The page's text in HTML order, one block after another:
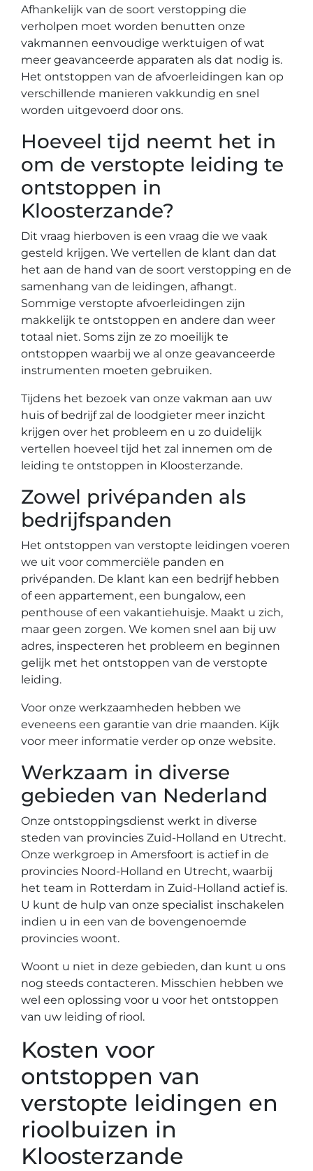
Afhankelijk van de soort verstopping die
verholpen moet worden benutten onze
vakmannen eenvoudige werktuigen of wat
meer geavanceerde apparaten als dat nodig is.
Het ontstoppen van de afvoerleidingen kan op
verschillende manieren vakkundig en snel
worden uitgevoerd door ons.
Hoeveel tijd neemt het in
om de verstopte leiding te
ontstoppen in
Kloosterzande?
Dit vraag hierboven is een vraag die we vaak
gesteld krijgen. We vertellen de klant dan dat
het aan de hand van de soort verstopping en de
samenhang van de leidingen, afhangt.
Sommige verstopte afvoerleidingen zijn
makkelijk te ontstoppen en andere dan weer
totaal niet. Soms zijn ze zo moeilijk te
ontstoppen waarbij we al onze geavanceerde
instrumenten moeten gebruiken.
Tijdens het bezoek van onze vakman aan uw
huis of bedrijf zal de loodgieter meer inzicht
krijgen over het probleem en u zo duidelijk
vertellen hoeveel tijd het zal innemen om de
leiding te ontstoppen in Kloosterzande.
Zowel privépanden als
bedrijfspanden
Het ontstoppen van verstopte leidingen voeren
we uit voor commerciële panden en
privépanden. De klant kan een bedrijf hebben
of een appartement, een bungalow, een
penthouse of een vakantiehuisje. Maakt u zich,
maar geen zorgen. We komen snel aan bij uw
adres, inspecteren het probleem en beginnen
gelijk met het ontstoppen van de verstopte
leiding.
Voor onze werkzaamheden hebben we
eveneens een garantie van drie maanden. Kijk
voor meer informatie verder op onze website.
Werkzaam in diverse
gebieden van Nederland
Onze ontstoppingsdienst werkt in diverse
steden van provincies Zuid-Holland en Utrecht.
Onze werkgroep in Amersfoort is actief in de
provincies Noord-Holland en Utrecht, waarbij
het team in Rotterdam in Zuid-Holland actief is.
U kunt de hulp van onze specialist inschakelen
indien u in een van de bovengenoemde
provincies woont.
Woont u niet in deze gebieden, dan kunt u ons
nog steeds contacteren. Misschien hebben we
wel een oplossing voor u voor het ontstoppen
van uw leiding of riool.
Kosten voor
ontstoppen van
verstopte leidingen en
rioolbuizen in
Kloosterzande